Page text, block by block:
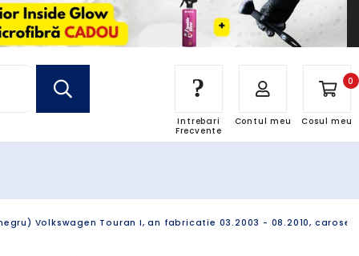
0
Cosul meu
Contul meu
?
Intrebari
Frecvente
Volkswagen Touran I, an fabricatie 03.2003 - 08.2010,